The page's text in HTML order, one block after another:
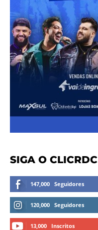
SIGA O CLICRDC
147,000 Seguidores
120,000 Seguidores
13,000 Inscritos